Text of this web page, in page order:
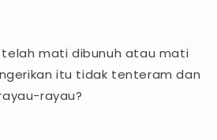
telah mati dibunuh atau mati
itu tidak tenteram dan
rayau?